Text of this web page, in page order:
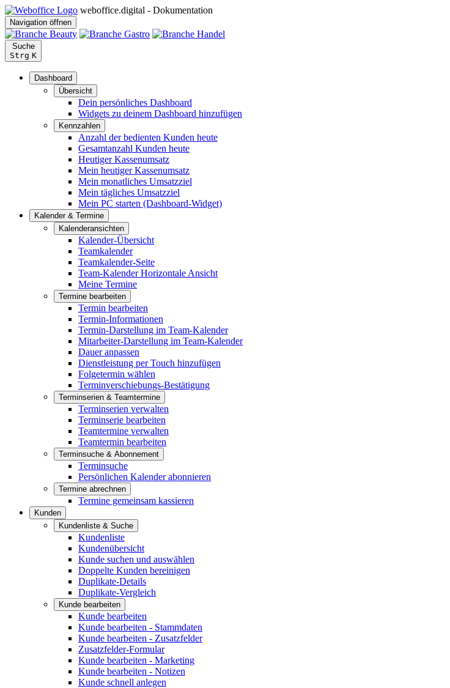
weboffice.digital - Dokumentation
Navigation öffnen
Suche
Strg K
Dashboard
Übersicht
Dein persönliches Dashboard
Widgets zu deinem Dashboard hinzufügen
Kennzahlen
Anzahl der bedienten Kunden heute
Gesamtanzahl Kunden heute
Heutiger Kassenumsatz
Mein heutiger Kassenumsatz
Mein monatliches Umsatzziel
Mein tägliches Umsatzziel
Mein PC starten (Dashboard-Widget)
Kalender & Termine
Kalenderansichten
Kalender-Übersicht
Teamkalender
Teamkalender-Seite
Team-Kalender Horizontale Ansicht
Meine Termine
Termine bearbeiten
Termin bearbeiten
Termin-Informationen
Termin-Darstellung im Team-Kalender
Mitarbeiter-Darstellung im Team-Kalender
Dauer anpassen
Dienstleistung per Touch hinzufügen
Folgetermin wählen
Terminverschiebungs-Bestätigung
Terminserien & Teamtermine
Terminserien verwalten
Terminserie bearbeiten
Teamtermine verwalten
Teamtermin bearbeiten
Terminsuche & Abonnement
Terminsuche
Persönlichen Kalender abonnieren
Termine abrechnen
Termine gemeinsam kassieren
Kunden
Kundenliste & Suche
Kundenliste
Kundenübersicht
Kunde suchen und auswählen
Doppelte Kunden bereinigen
Duplikate-Details
Duplikate-Vergleich
Kunde bearbeiten
Kunde bearbeiten
Kunde bearbeiten - Stammdaten
Kunde bearbeiten - Zusatzfelder
Zusatzfelder-Formular
Kunde bearbeiten - Marketing
Kunde bearbeiten - Notizen
Kunde schnell anlegen